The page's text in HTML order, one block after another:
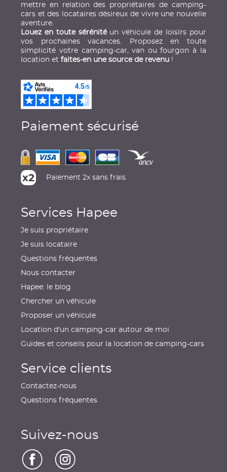
mettre en relation des propriétaires de camping-
cars et des locataires désireux de vivre une nouvelle
aventure.
Louez en toute sérénitéun véhicule de loisirs pour
vos prochaines vacances. Proposez en toute
simplicité votre camping-car, van ou fourgon à la
location etfaites-en une source de revenu !
Paiement sécurisé
Paiement 2x sans frais
Services Hapee
Je suis propriétaire
Je suis locataire
Questions fréquentes
Nous contacter
Hapee: le blog
Chercher un véhicule
Proposer un véhicule
Location d'un camping-car autour de moi
Guides et conseils pour la location de camping-cars
Service clients
Contactez-nous
Questions fréquentes
Suivez-nous